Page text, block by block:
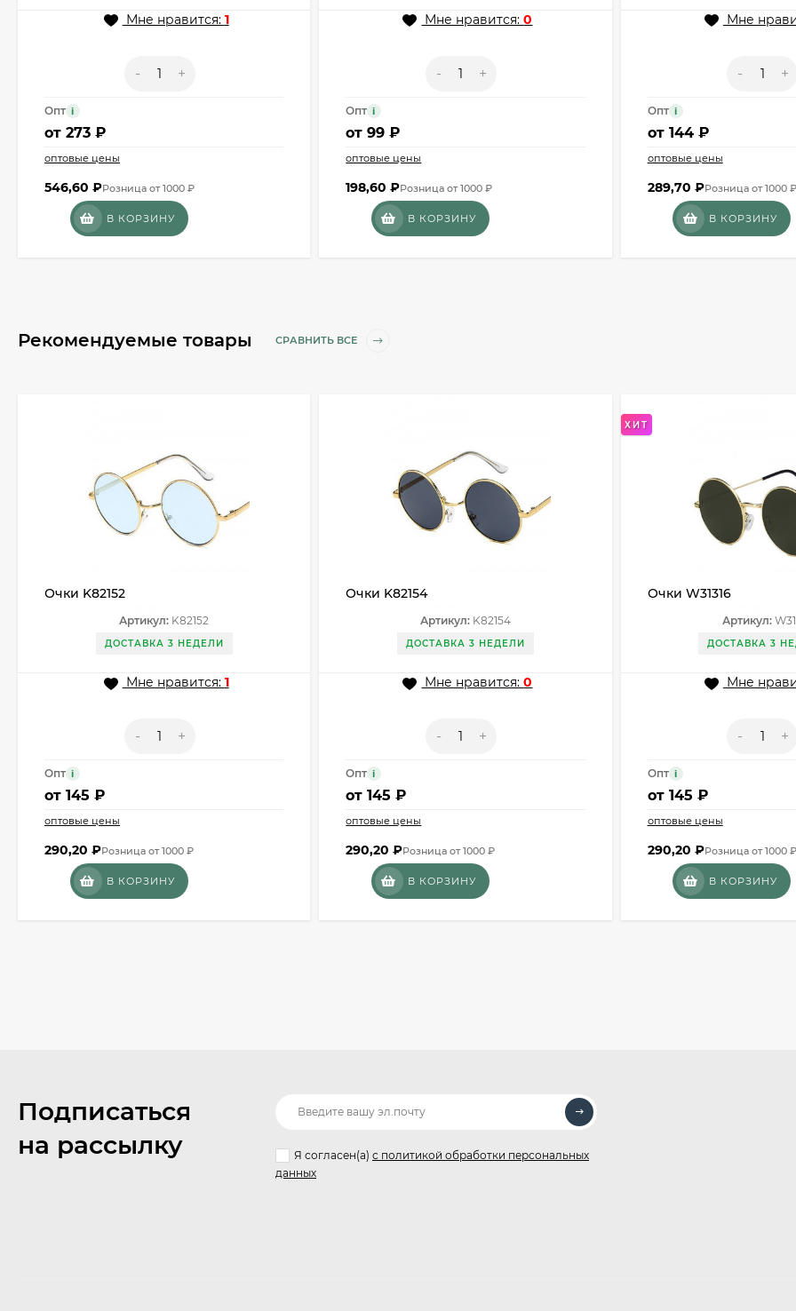
Мне нравится: 1
- +
Опт i
от 273 ₽
оптовые цены
546,60 ₽Розница от 1000 ₽
В КОРЗИНУ
Мне нравится:0
- +
Опт i
от99 ₽
оптовые цены
198,60₽Розница от 1000 ₽
В КОРЗИНУ
Мне
- +
Опт i
от 144 ₽
оптовые цены
289,70 ₽Розница от 1000 ₽
В КОРЗИНУ
Рекомендуемые товары СРАВНИТЬ ВСЕ
Очки K82152
Артикул: K82152
ДОСТАВКА 3 НЕДЕЛИ
Мне нравится: 1
- +
Опт i
от 145 ₽
оптовые цены
290,20 ₽Розница от 1000 ₽
В КОРЗИНУ
Очки K82154
Артикул:K82154
ДОСТАВКА 3 НЕДЕЛИ
Мне нравится:0
- +
Опт i
от145 ₽
оптовые цены
290,20₽Розница от 1000 ₽
В КОРЗИНУ
ХИТ
Очки W31316
Артикул:
ДОСТАВКА 3
Мне
- +
Опт i
от 145 ₽
оптовые цены
290,20 ₽Розница от 1000 ₽
В КОРЗИНУ
Подписаться
на рассылку
Я согласен(a) с политикой обработки персональных
данных